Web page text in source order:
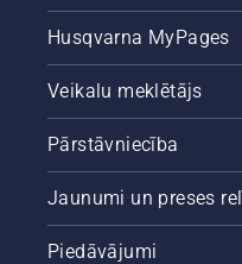
Husqvarna MyPages
Veikalu meklētājs
Pārstāvniecība
Jaunumi un preses
Piedāvājumi